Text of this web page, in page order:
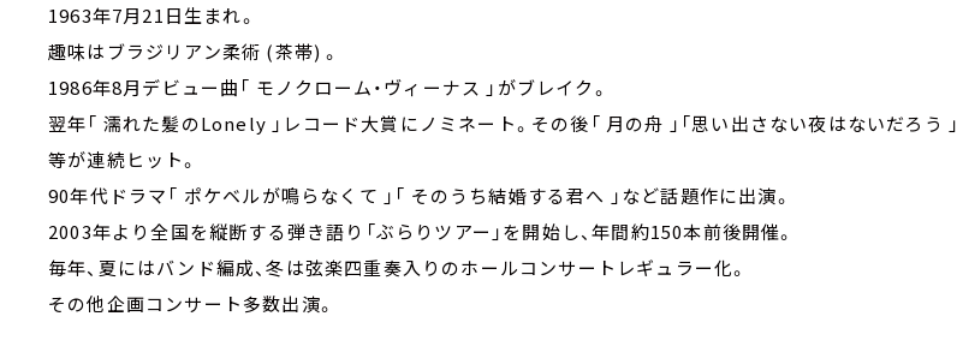
1963年7月21日生まれ。
趣味はブラジリアン柔術 (茶帯) 。
1986年8月デビュー曲「 モノクローム・ヴィーナス 」がブレイク。
翌年「 濡れた髪のLonely 」レコード大賞にノミネート。その後「 月の舟 」「思い出さない夜はないだろう 」
等が連続ヒット。
90年代ドラマ「 ポケベルが鳴らなくて 」「 そのうち結婚する君へ 」など話題作に出演。
2003年より全国を縦断する弾き語り「ぶらりツアー」を開始し、年間約150本前後開催。
毎年、夏にはバンド編成、冬は弦楽四重奏入りのホールコンサートレギュラー化。
その他企画コンサート多数出演。